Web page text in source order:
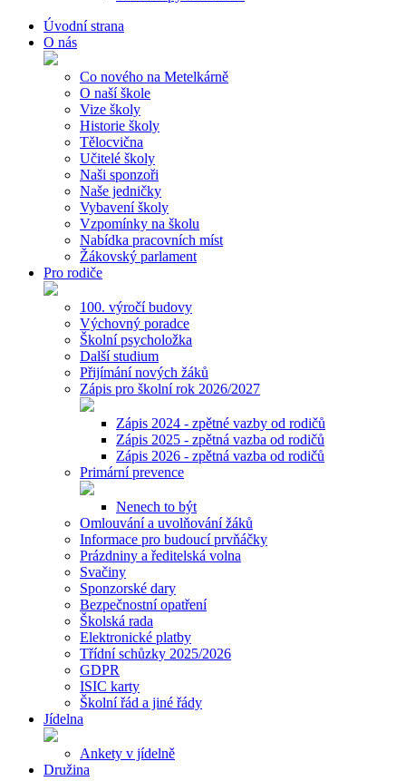
Úvodní strana
O nás
Co nového na Metelkárně
O naší škole
Vize školy
Historie školy
Tělocvična
Učitelé školy
Naši sponzoři
Naše jedničky
Vybavení školy
Vzpomínky na školu
Nabídka pracovních míst
Žákovský parlament
Pro rodiče
100. výročí budovy
Výchovný poradce
Školní psycholožka
Další studium
Přijímání nových žáků
Zápis pro školní rok 2026/2027
Zápis 2024 - zpětné vazby od rodičů
Zápis 2025 - zpětná vazba od rodičů
Zápis 2026 - zpětná vazba od rodičů
Primární prevence
Nenech to být
Omlouvání a uvolňování žáků
Informace pro budoucí prvňáčky
Prázdniny a ředitelská volna
Svačiny
Sponzorské dary
Bezpečnostní opatření
Školská rada
Elektronické platby
Třídní schůzky 2025/2026
GDPR
ISIC karty
Školní řád a jiné řády
Jídelna
Ankety v jídelně
Družina